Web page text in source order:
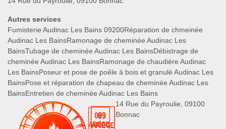
Autres services
Fumisterie Audinac Les Bains 09200Réparation de chmeinée
Audinac Les BainsRamonage de cheminée Audinac Les
BainsTubage de cheminée Audinac Les BainsDébistrage de
cheminée Audinac Les BainsRamonage de chaudière Audinac
Les BainsPoseur et pose de poêle à bois et granulé Audinac Les
BainsPose et réparation de chapeau de cheminée Audinac Les
BainsEntretien de cheminée Audinac Les Bains
14 Rue du Payroulie, 09100
Bonnac